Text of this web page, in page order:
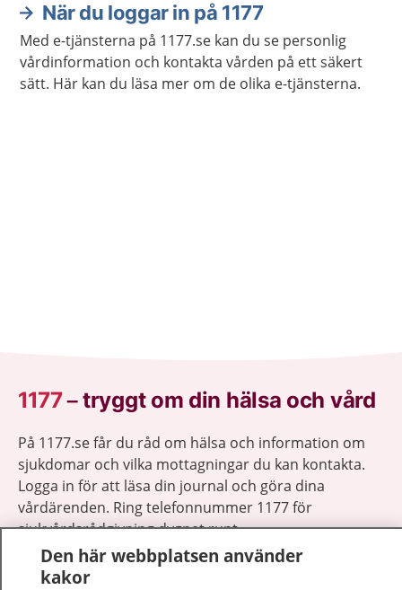
När du loggar in på 1177
Med e-tjänsterna på 1177.se kan du se personlig
vårdinformation och kontakta vården på ett säkert
sätt. Här kan du läsa mer om de olika e-tjänsterna.
1177–tryggt om din hälsa och vård
På 1177.se får du råd om hälsa och information om
sjukdomar och vilka mottagningar du kan kontakta.
Logga in för att läsa din journal och göra dina
vårdärenden. Ring telefonnummer 1177 för
sjukvårdsrådgivning dygnet runt.
1177 ger dig råd när du vill må bättre.
Den här webbplatsen använder
kakor